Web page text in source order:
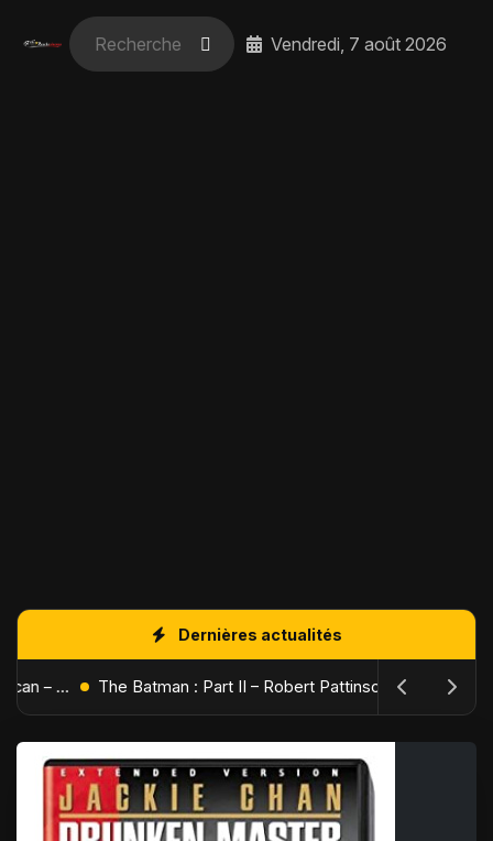
Vendredi, 7 août 2026
Dernières actualités
L'Âge de Glace : Le Réveil du Volcan – Manny, Sid et Diego de retour pour une aventure explosive The Batman : Part II – Robert Pattinson replonge dans les ténèbres de Gotham dès octobre 2027